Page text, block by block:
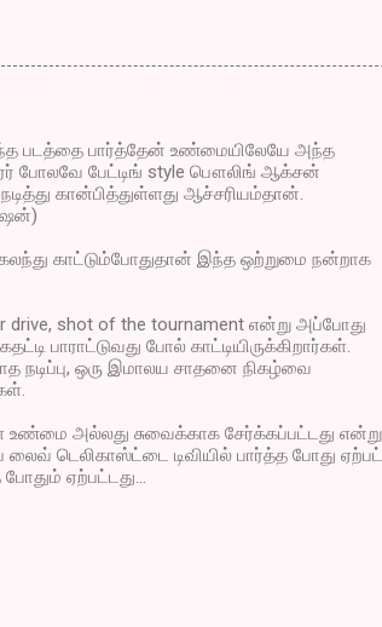
படத்தை பார்த்தேன் உண்மையிலேயே அந்த
போலவே பேட்டிங் style பௌலிங் ஆக்சன்
கான்பித்துள்ளது ஆச்சரியம்தான்.
காட்டும்போதுதான் இந்த ஒற்றுமை நன்றாக
shot of the tournament என்று அப்போது
பாராட்டுவது போல் காட்டியிருக்கிறார்கள்.
நடிப்பு, ஒரு இமாலய சாதனை நிகழ்வை
அல்லது சுவைக்காக சேர்க்கப்பட்டது என்று
டெலிகாஸ்ட்டை டிவியில் பார்த்த போது
ஏற்பட்டது...